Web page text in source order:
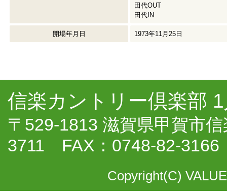
田代OUT
田代IN
開場年月日 1973年11月25日
信楽カントリー倶楽部
〒529-1813 滋賀県甲賀市
3711 FAX：0748-82-3166
Copyright(C)